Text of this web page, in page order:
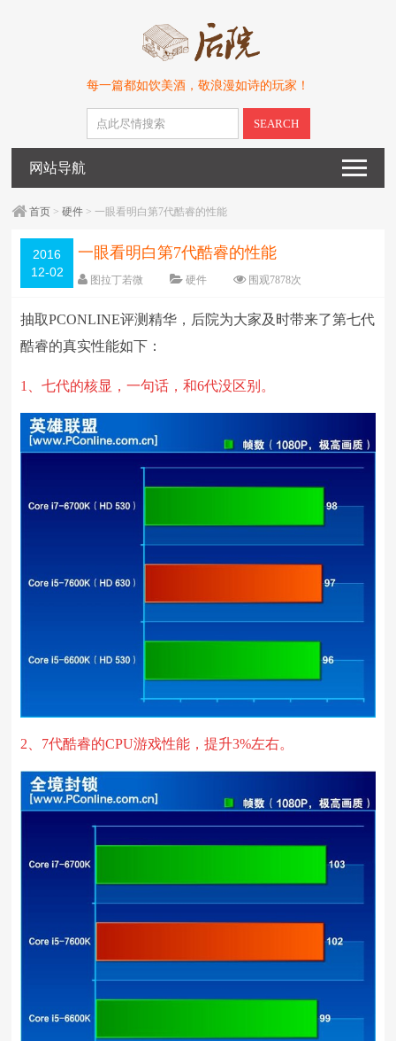
每一篇都如饮美酒，敬浪漫如诗的玩家！
SEARCH
网站导航
首页 >硬件 > 一眼看明白第7代酷睿的性能
2016
12-02
一眼看明白第7代酷睿的性能
图拉丁若微 硬件
围观7878次
字体：大 中 小
抽取PCONLINE评测精华，后院为大家及时带来了第七代
酷睿的真实性能如下：
1、七代的核显，一句话，和6代没区别。
2、7代酷睿的CPU游戏性能，提升3%左右。